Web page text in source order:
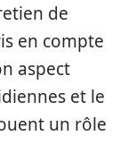
de
en compte
aspect
et le
un rôle